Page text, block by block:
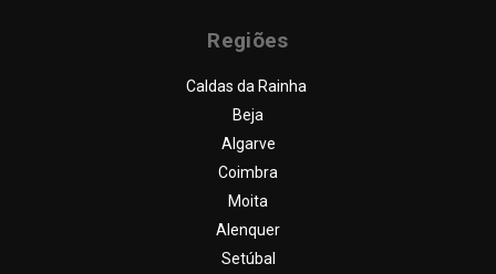
Regiões
Caldas da Rainha
Beja
Algarve
Coimbra
Moita
Alenquer
Setúbal